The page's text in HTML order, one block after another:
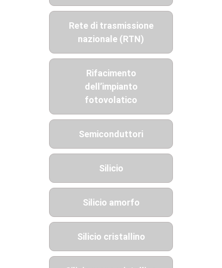
Rete di trasmissione
nazionale (RTN)
Rifacimento
dell’impianto
fotovolatico
Semiconduttori
Silicio
Silicio amorfo
Silicio cristallino